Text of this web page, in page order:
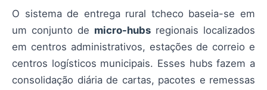
O sistema de entrega rural tcheco baseia-se em
um conjunto de micro-hubs regionais localizados
em centros administrativos, estações de correio e
centros logísticos municipais. Esses hubs fazem a
consolidação diária de cartas, pacotes e remessas